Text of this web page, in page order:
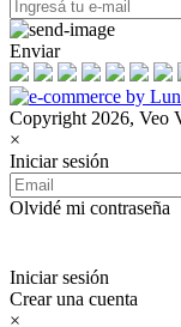
Enviar
Copyright 2026, Veo
×
Iniciar sesión
Olvidé mi contraseña
Iniciar sesión
Crear una cuenta
×